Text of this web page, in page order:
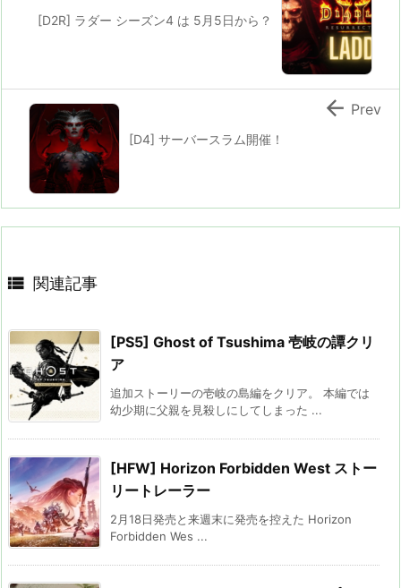
[D2R] ラダー シーズン4 は 5月5日から？
[D4] サーバースラム開催！
 Prev
 関連記事
[PS5] Ghost of Tsushima 壱岐の譚クリ
ア
追加ストーリーの壱岐の島編をクリア。 本編では
幼少期に父親を見殺しにしてしまった ...
[HFW] Horizon Forbidden West ストー
リートレーラー
2月18日発売と来週末に発売を控えた Horizon
Forbidden Wes ...